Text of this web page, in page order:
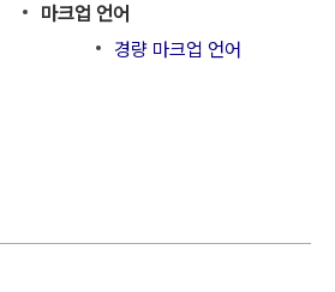
마크업 언어
경량 마크업 언어